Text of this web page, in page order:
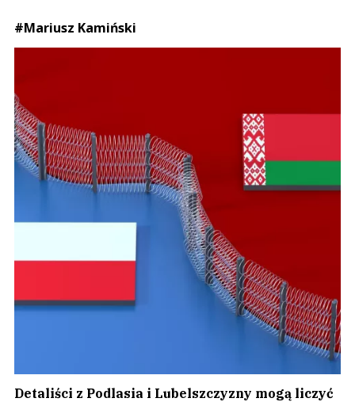
#Mariusz Kamiński
Detaliści z Podlasia i Lubelszczyzny mogą liczyć